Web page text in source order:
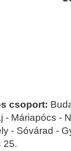
csoport:
- Máriapócs -
- Sóvárad -
25.